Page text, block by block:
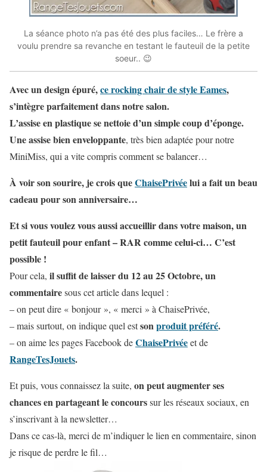
La séance photo n’a pas été des plus faciles… Le frère a
voulu prendre sa revanche en testant le fauteuil de la petite
soeur.. 😉
Avec un design épuré,ce rocking chair de style Eames,
s’intègre parfaitement dans notre salon.
L’assise en plastique se nettoie d’un simple coup d’éponge.
Une assise bien enveloppante, très bien adaptée pour notre
MiniMiss, qui a vite compris comment se balancer…
À voir son sourire, je crois queChaisePrivéelui a fait un beau
cadeau pour son anniversaire…
Et si vous voulez vous aussi accueillir dans votre maison, un
petit fauteuil pour enfant – RAR comme celui-ci… C’est
possible !
Pour cela, il suffit de laisser du 12 au 25 Octobre, un
commentairesous cet article dans lequel :
– on peut dire « bonjour », « merci » à ChaisePrivée,
– mais surtout, on indique quel estsonproduit préféré.
– on aime les pages Facebook deChaisePrivéeet de
RangeTesJouets.
Et puis, vous connaissez la suite, on peut augmenter ses
chances en partageant le concourssur les réseaux sociaux, en
s’inscrivant à la newsletter…
Dans ce cas-là, merci de m’indiquer le lien en commentaire, sinon
je risque de perdre le fil…